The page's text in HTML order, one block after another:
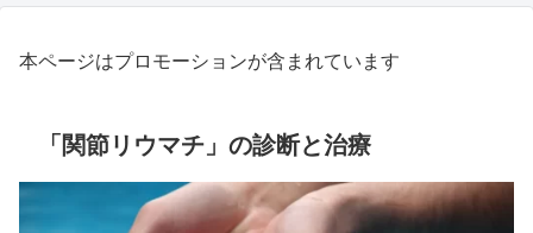
本ページはプロモーションが含まれています
「関節リウマチ」の診断と治療